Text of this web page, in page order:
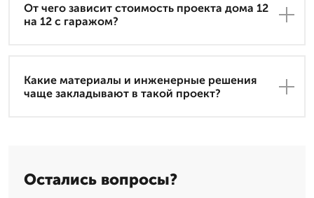
От чего зависит стоимость проекта дома 12
на 12 с гаражом?
Какие материалы и инженерные решения
чаще закладывают в такой проект?
Остались вопросы?